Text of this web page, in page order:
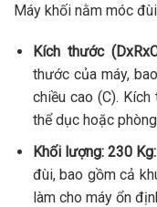
Máy khối nằm móc
Kích thước
thước của máy,
chiều cao (C).
thể dục hoặc
Khối lượng: 230 Kg:
đùi, bao gồm cả
làm cho máy ổn